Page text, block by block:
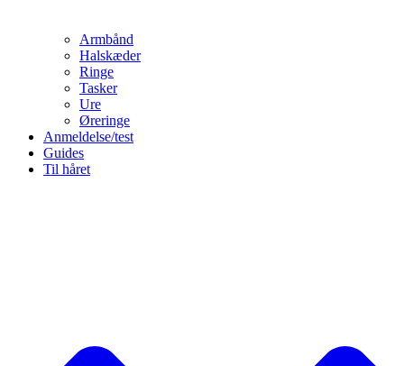
Armbånd
Halskæder
Ringe
Tasker
Ure
Øreringe
Anmeldelse/test
Guides
Til håret